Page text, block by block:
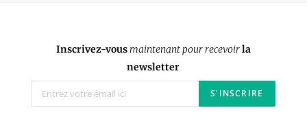
Inscrivez-vousmaintenant pour recevoirla
newsletter